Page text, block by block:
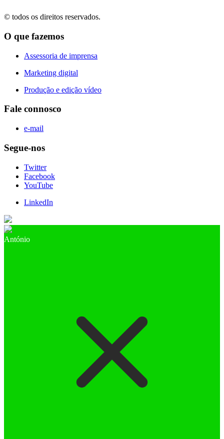
© todos os direitos reservados.
O que fazemos
Assessoria de imprensa
Marketing digital
Produção e edição vídeo
Fale connosco
e-mail
Segue-nos
Twitter
Facebook
YouTube
LinkedIn
António